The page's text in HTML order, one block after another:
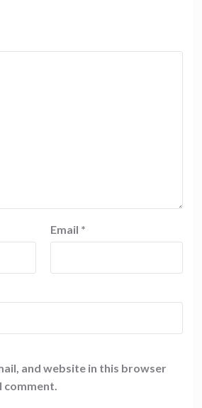
Email *
and website in this browser
comment.